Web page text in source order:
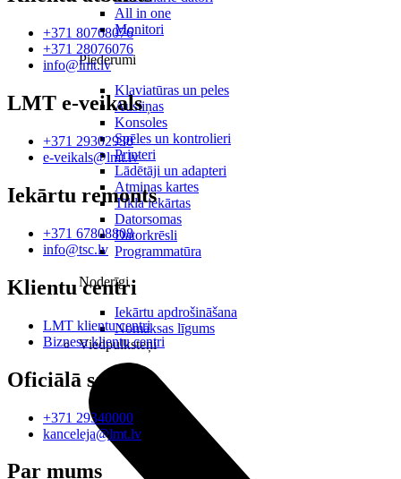
All in one
Monitori
Piederumi
Klaviatūras un peles
Austiņas
Konsoles
Spēles un kontrolieri
Printeri
Lādētāji un adapteri
Atmiņas kartes
Tīkla iekārtas
Datorsomas
Datorkrēsli
Programmatūra
Noderīgi
Iekārtu apdrošināšana
Nomaksas līgums
Viedpulksteņi
+371 80768076
+371 28076076
info@lmt.lv
LMT e-veikals
+371 29302930
e-veikals@lmt.lv
Iekārtu remonts
+371 67808808
info@tsc.lv
Klientu centri
LMT klientu centri
Biznesa klientu centri
Oficiālā saziņa
+371 29340000
kanceleja@lmt.lv
Par mums